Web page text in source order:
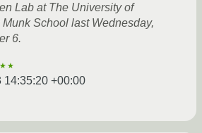
Lab at The University of
Munk School last Wednesday,
6.
14:35:20 +00:00